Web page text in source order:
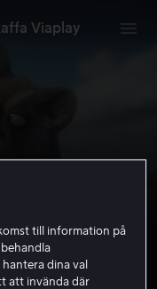
Viaplay
till information på
dina val
att invända där